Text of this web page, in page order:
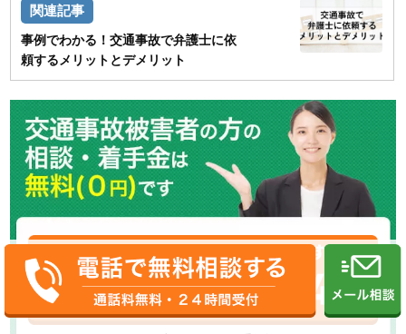
事例でわかる！交通事故で弁護士に依
頼するメリットとデメリット